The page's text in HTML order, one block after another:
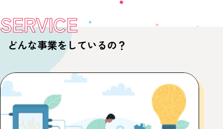
SERVICE
どんな事業をしているの？